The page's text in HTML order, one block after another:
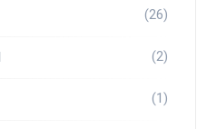
(26)
(2)
(1)